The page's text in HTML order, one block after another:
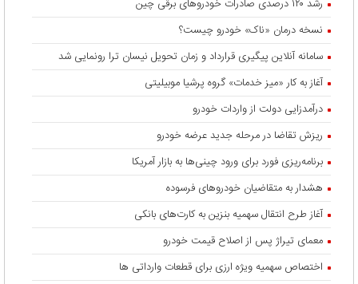
رشد ۱۲۰ درصدی صادرات خودروهای برقی چین
نسخه درمان «ناک» خودرو چیست؟
سامانه آنلاین پیگیری قرارداد‌ و زمان تحویل نیسان ترا رونمایی شد
آغاز به کار «میز خدمات» گروه پرشیا موبیلیتی
درآمدزایی دولت از واردات خودرو
ریزش تقاضا در مرحله جدید عرضه خودرو
برنامه‌ریزی فورد برای ورود چینی‌ها به بازار آمریکا
هشدار به متقاضیان خودروهای فرسوده
آغاز طرح انتقال سهمیه بنزین به کارت‌های بانکی
معمای تیراژ پس از اصلاح قیمت خودرو
اختصاص سهمیه ویژه ارزی برای قطعات وارداتی ها